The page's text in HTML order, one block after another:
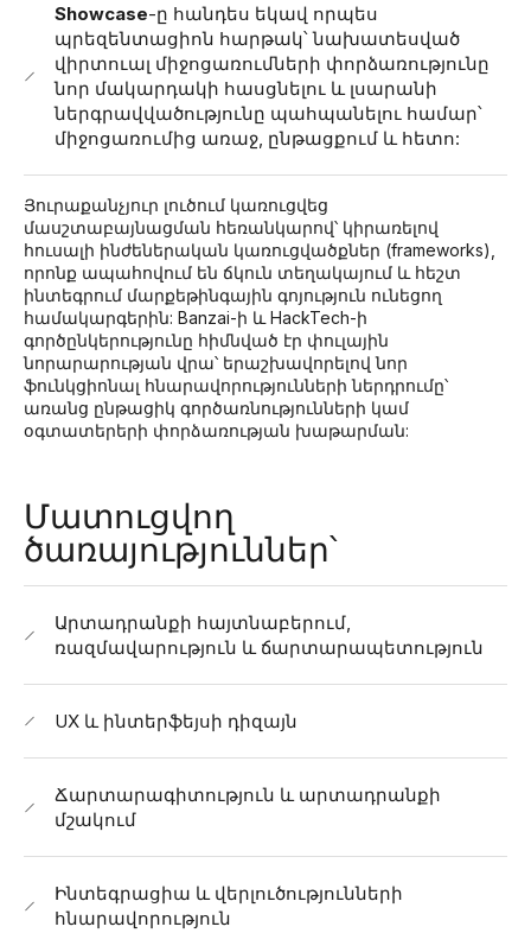
Showcase-ը հանդես եկավ որպես
պրեզենտացիոն հարթակ՝ նախատեսված
վիրտուալ միջոցառումների փորձառությունը
նոր մակարդակի հասցնելու և լսարանի
ներգրավվածությունը պահպանելու համար՝
միջոցառումից առաջ, ընթացքում և հետո:
Յուրաքանչյուր լուծում կառուցվեց
մասշտաբայնացման հեռանկարով՝ կիրառելով
հուսալի ինժեներական կառուցվածքներ (frameworks),
որոնք ապահովում են ճկուն տեղակայում և հեշտ
ինտեգրում մարքեթինգային գոյություն ունեցող
համակարգերին: Banzai-ի և HackTech-ի
գործընկերությունը հիմնված էր փուլային
նորարարության վրա՝ երաշխավորելով նոր
ֆունկցիոնալ հնարավորությունների ներդրումը՝
առանց ընթացիկ գործառնությունների կամ
օգտատերերի փորձառության խաթարման:
Մատուցվող
ծառայություններ՝
Արտադրանքի հայտնաբերում,
ռազմավարություն և ճարտարապետություն
UX և ինտերֆեյսի դիզայն
Ճարտարագիտություն և արտադրանքի
մշակում
Ինտեգրացիա և վերլուծությունների
հնարավորություն